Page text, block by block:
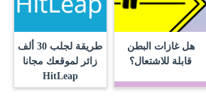
هل غازات البطن
قابلة للاشتعال؟
طريقة لجلب 30 ألف
زائر لموقعك مجانا
HitLeap